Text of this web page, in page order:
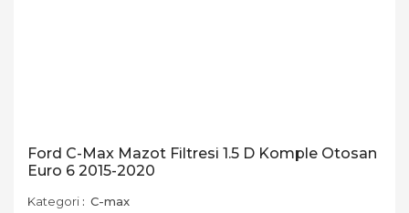
Ford C-Max Mazot Filtresi 1.5 D Komple Otosan
Euro 6 2015-2020
Kategori
C-max